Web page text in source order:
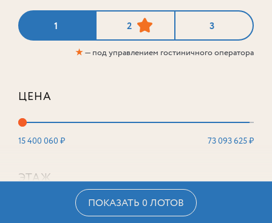
1 2 3
★— под управлением гостиничного оператора
ЦЕНА
15 400 060 ₽ 73 093 625 ₽
ЭТАЖ
ПОКАЗАТЬ 0 ЛОТОВ